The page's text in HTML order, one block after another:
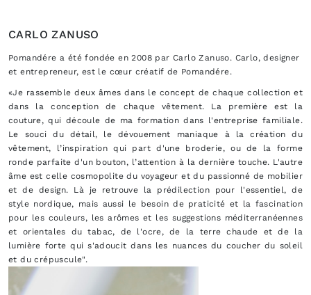
CARLO ZANUSO
Pomandére a été fondée en 2008 par Carlo Zanuso. Carlo, designer
et entrepreneur, est le cœur créatif de Pomandére.
«Je rassemble deux âmes dans le concept de chaque collection et
dans la conception de chaque vêtement. La première est la
couture, qui découle de ma formation dans l'entreprise familiale.
Le souci du détail, le dévouement maniaque à la création du
vêtement, l’inspiration qui part d'une broderie, ou de la forme
ronde parfaite d'un bouton, l’attention à la dernière touche. L'autre
âme est celle cosmopolite du voyageur et du passionné de mobilier
et de design. Là je retrouve la prédilection pour l'essentiel, de
style nordique, mais aussi le besoin de praticité et la fascination
pour les couleurs, les arômes et les suggestions méditerranéennes
et orientales du tabac, de l'ocre, de la terre chaude et de la
lumière forte qui s'adoucit dans les nuances du coucher du soleil
et du crépuscule".